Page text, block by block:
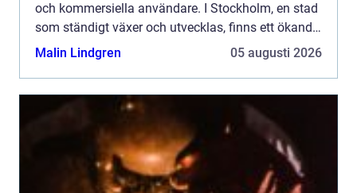
och kommersiella användare. I Stockholm, en stad
som ständigt växer och utvecklas, finns ett ökande
beh...
Malin Lindgren 05 augusti 2026